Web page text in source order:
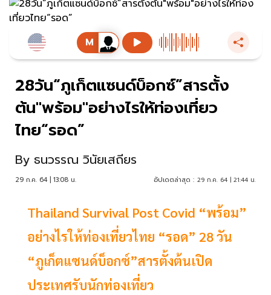
28วัน“ภูเก็ตแซนด์บ็อกซ์”สารตั้ง
ต้น"พร้อม"อย่างไรให้ท่องเที่ยว
ไทย“รอด”
By ธนวรรณ วินัยเสถียร
29 ก.ค. 64 | 13:08 น. อัปเดตล่าสุด : 29 ก.ค. 64 | 21:44 น.
Thailand Survival Post Covid “พร้อม”
อย่างไรให้ท่องเที่ยวไทย “รอด” 28 วัน
“ภูเก็ตแซนด์บ็อกซ์”สารตั้งต้นเปิด
ประเทศรับนักท่องเที่ยว